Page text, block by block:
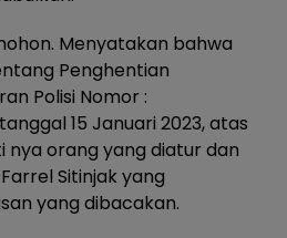
Menyatakan bahwa
Penghentian
Polisi Nomor :
15 Januari 2023, atas
nya orang yang diatur dan
Sitinjak yang
yang dibacakan.